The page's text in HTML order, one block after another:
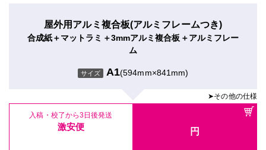
屋外用アルミ複合板(アルミフレームつき)
合成紙＋マットラミ＋3mmアルミ複合板＋アルミフレー
ム
サイズ A1(594mm×841mm)
➤その他の仕様
入稿・校了から3日後発送
激安便 円